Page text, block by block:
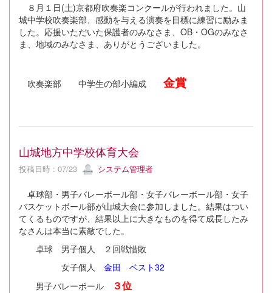
８月１日(土)京都府吹奏楽コンクールが行われました。山
城中学校吹奏楽部、感動を与える演奏を目標に練習に励みま
した。応援いただいた保護者のみなさま、OB・OGのみなさ
ま、地域のみなさま、ありがとうございました。
吹奏楽部 中学生の部小編成 金賞
山城地方中学校体育大会
投稿日時 : 07/23 システム管理者
卓球部・男子バレーボール部・女子バレーボール部・女子
バスケットボール部が山城大会に参加しました。結果はつい
てくるものですが、結果以上に大きなものを得て成長したみ
なさんは本当に素敵でした。
卓球 男子個人 ２回戦惜敗
女子個人 金田 ベスト32
男子バレーボール
３位